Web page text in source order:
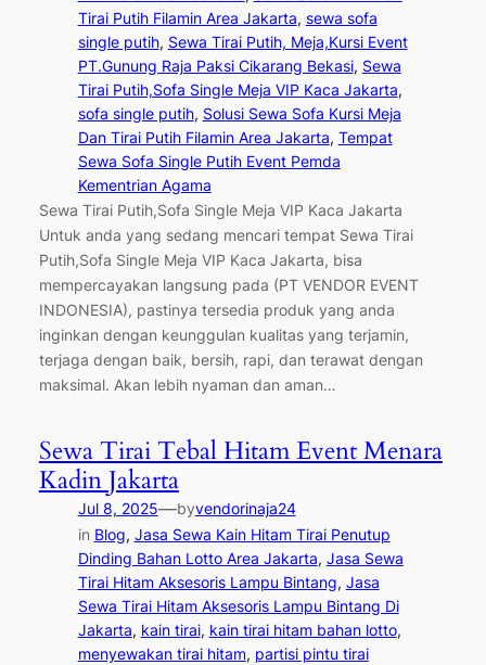
Tirai Putih Filamin Area Jakarta, sewa sofa
single putih, Sewa Tirai Putih, Meja,Kursi Event
PT.Gunung Raja Paksi Cikarang Bekasi, Sewa
Tirai Putih,Sofa Single Meja VIP Kaca Jakarta
sofa single putih, Solusi Sewa Sofa Kursi Meja
Dan Tirai Putih Filamin Area Jakarta, Tempat
Sewa Sofa Single Putih Event Pemda
Kementrian Agama
Sewa Tirai Putih,Sofa Single Meja VIP Kaca Jakarta
Untuk anda yang sedang mencari tempat Sewa Tirai
Putih,Sofa Single Meja VIP Kaca Jakarta, bisa
mempercayakan langsung pada (PT VENDOR EVENT
INDONESIA), pastinya tersedia produk yang anda
inginkan dengan keunggulan kualitas yang terjamin,
terjaga dengan baik, bersih, rapi, dan terawat dengan
maksimal. Akan lebih nyaman dan aman…
Sewa Tirai Tebal Hitam Event Menara
Kadin Jakarta
Jul 8, 2025—byvendorinaja24
in Blog, Jasa Sewa Kain Hitam Tirai Penutup
Dinding Bahan Lotto Area Jakarta, Jasa Sewa
Tirai Hitam Aksesoris Lampu Bintang, Jasa
Sewa Tirai Hitam Aksesoris Lampu Bintang Di
Jakarta, kain tirai, kain tirai hitam bahan lotto
menyewakan tirai hitam, partisi pintu tirai